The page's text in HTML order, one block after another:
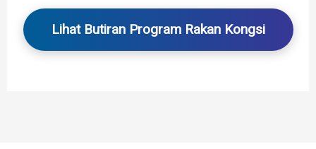
Lihat Butiran Program Rakan Kongsi